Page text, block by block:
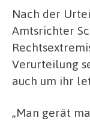
Nach der
Amtsrichter
Verurteilung
auch um ihr
„Man gerät